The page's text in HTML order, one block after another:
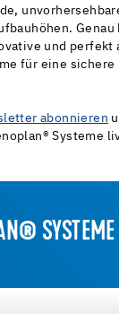
Genau
und perfekt
für eine
abonnieren
® Systeme